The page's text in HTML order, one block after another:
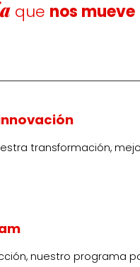
que nos mueve
transformación,
nuestro programa